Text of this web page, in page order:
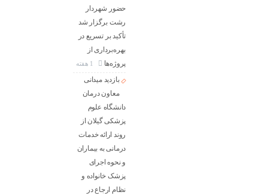
حضور شهردار
رشت برگزار شد
تأکید بر تسریع در
بهره‌برداری از
پروژه‌ها
بازدید میدانی
معاون درمان
دانشگاه علوم
پزشکی گیلان از
روند ارائه خدمات
درمانی به بیماران
و نحوه اجرای
پزشک خانواده و
نظام ارجاع در